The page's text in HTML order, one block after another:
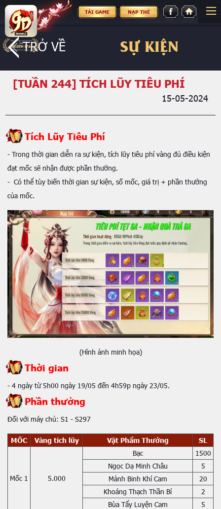
TẢI GAME NẠP THẺ
SỰ KIỆN
TRỞ VỀ
[TUẦN 244] TÍCH LŨY TIÊU PHÍ
15-05-2024
Tích Lũy Tiêu Phí
- Trong thời gian diễn ra sự kiện, tích lũy tiêu phí vàng đủ điều kiện
đạt mốc sẽ nhận được phần thưởng.
- Có thể tùy biến thời gian sự kiện, số mốc, giá trị + phần thưởng
của mốc.
(Hình ảnh minh họa)
Thời gian
- 4 ngày từ 5h00 ngày 19/05 đến 4h59p ngày 23/05.
Phần thưởng
Đối với máy chủ: S1 - S297
MỐC Vàng tích lũy Vật Phẩm Thưởng SL
Mốc 1 5.000
Bạc
1500
Ngọc Dạ Minh Châu
5
Mảnh Binh Khí Cam
20
Khoáng Thạch Thần Bí
2
Bùa Tẩy Luyện Cam
5